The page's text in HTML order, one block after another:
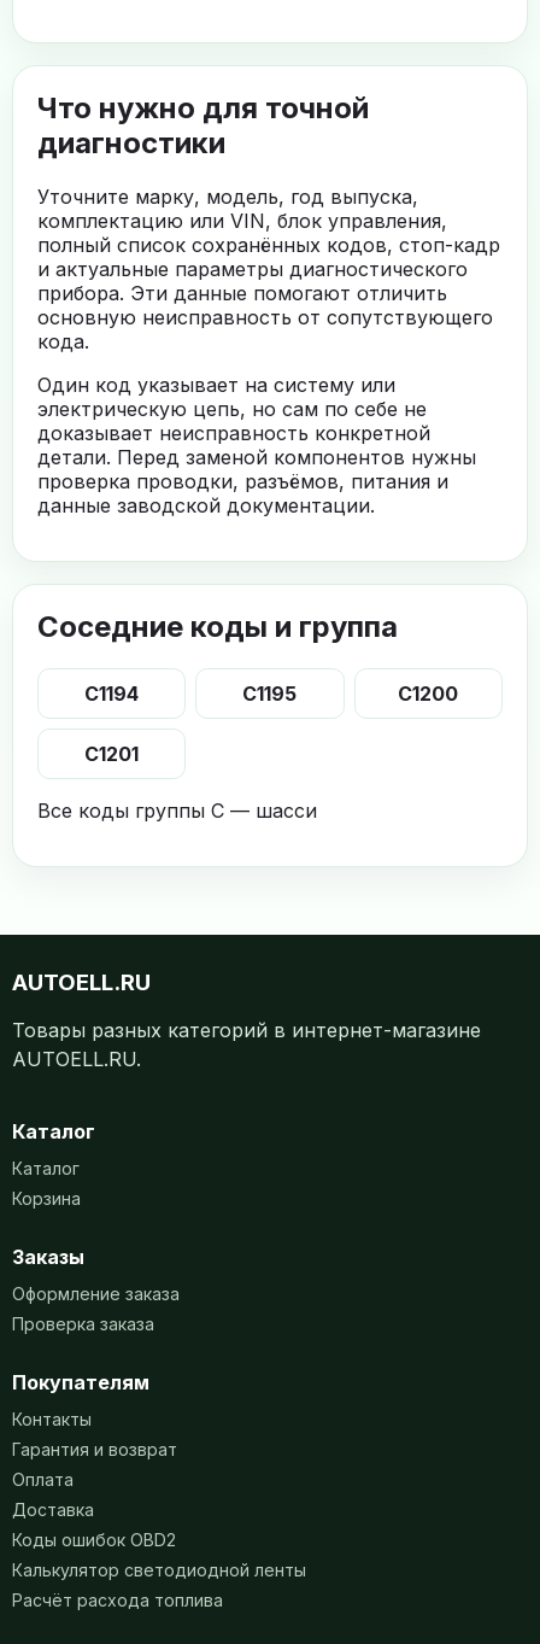
Что нужно для точной
диагностики
Уточните марку, модель, год выпуска,
комплектацию или VIN, блок управления,
полный список сохранённых кодов, стоп-кадр
и актуальные параметры диагностического
прибора. Эти данные помогают отличить
основную неисправность от сопутствующего
кода.
Один код указывает на систему или
электрическую цепь, но сам по себе не
доказывает неисправность конкретной
детали. Перед заменой компонентов нужны
проверка проводки, разъёмов, питания и
данные заводской документации.
Соседние коды и группа
C1194 C1195 C1200
C1201
Все коды группы C — шасси
AUTOELL.RU
Товары разных категорий в интернет-магазине
AUTOELL.RU.
Каталог
Каталог
Корзина
Заказы
Оформление заказа
Проверка заказа
Покупателям
Контакты
Гарантия и возврат
Оплата
Доставка
Коды ошибок OBD2
Калькулятор светодиодной ленты
Расчёт расхода топлива